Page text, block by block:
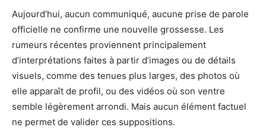
Aujourd’hui, aucun communiqué, aucune prise de parole
officielle ne confirme une nouvelle grossesse. Les
rumeurs récentes proviennent principalement
d’interprétations faites à partir d’images ou de détails
visuels, comme des tenues plus larges, des photos où
elle apparaît de profil, ou des vidéos où son ventre
semble légèrement arrondi. Mais aucun élément factuel
ne permet de valider ces suppositions.